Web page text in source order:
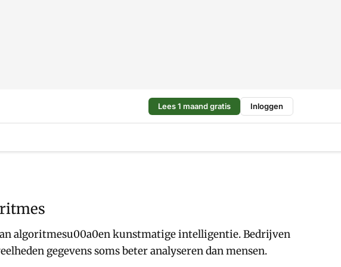
Lees 1 maand gratis Inloggen
algoritmesu00a0en kunstmatige intelligentie. Bedrijven
gegevens soms beter analyseren dan mensen.